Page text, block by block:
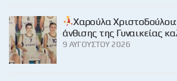
Χαρούλα
άνθισης της Γυναικείας
9 ΑΥΓΟΎΣΤΟΥ 2026